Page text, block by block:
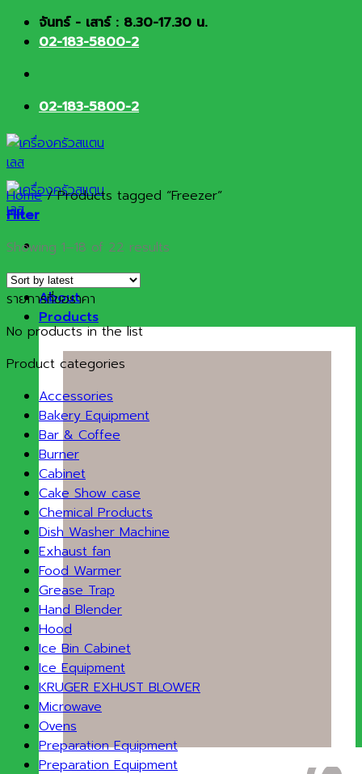
Skip จันทร์ - เสาร์ : 8.30-17.30 น.
02-183-5800-2
02-183-5800-2
HOME
About
Products
Home /Products tagged “Freezer”
Filter
Showing 1–18 of 22 results
รายการที่ขอราคา
No products in the list
Product categories
Accessories
Bakery Equipment
Bar & Coffee
Burner
Cabinet
Cake Show case
Chemical Products
Dish Washer Machine
Exhaust fan
Food Warmer
Grease Trap
Hand Blender
Hood
Ice Bin Cabinet
Ice Equipment
KRUGER EXHUST BLOWER
Microwave
Ovens
Preparation Equipment
Preparation Equipment